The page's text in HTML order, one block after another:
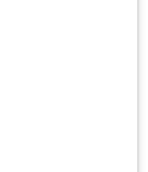
déchets agréée. Composants
(pétrole), fraction légère
kérosène - 2,6-di-tert-butyl-
de données de sécurité (SDS) :
→